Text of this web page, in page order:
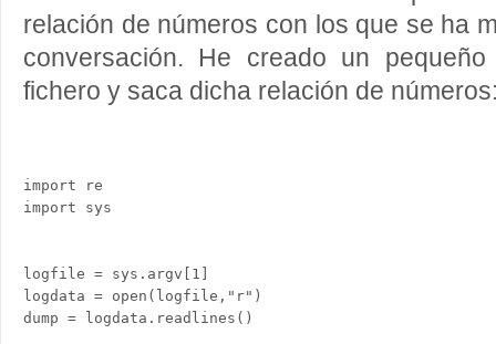
relación de números con los que se ha
conversación. He creado un
fichero y saca dicha relación de
import re
import sys
logfile = sys.argv[1]
logdata = open(logfile,"r")
dump = logdata.readlines()